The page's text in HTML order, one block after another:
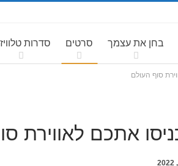
בחן את עצמך סרטים סדרות